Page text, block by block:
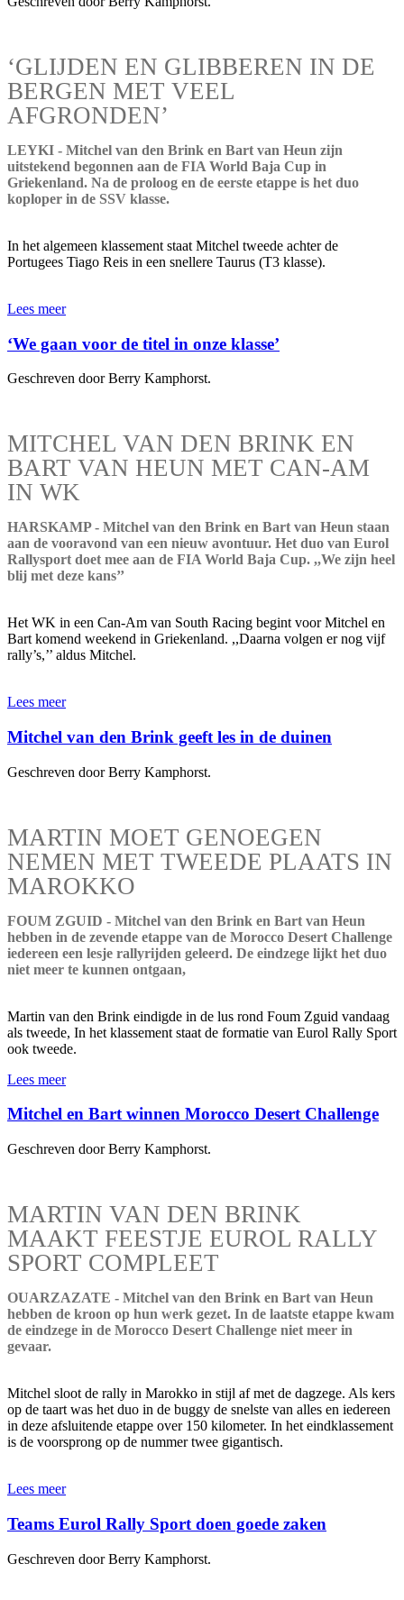
‘GLIJDEN EN GLIBBEREN IN DE
BERGEN MET VEEL
AFGRONDEN’
LEYKI - Mitchel van den Brink en Bart van Heun zijn
uitstekend begonnen aan de FIA World Baja Cup in
Griekenland. Na de proloog en de eerste etappe is het duo
koploper in de SSV klasse.
In het algemeen klassement staat Mitchel tweede achter de
Portugees Tiago Reis in een snellere Taurus (T3 klasse).
Lees meer
‘We gaan voor de titel in onze klasse’
Geschreven door Berry Kamphorst.
MITCHEL VAN DEN BRINK EN
BART VAN HEUN MET CAN-AM
IN WK
HARSKAMP - Mitchel van den Brink en Bart van Heun staan
aan de vooravond van een nieuw avontuur. Het duo van Eurol
Rallysport doet mee aan de FIA World Baja Cup. ,,We zijn heel
blij met deze kans’’
Het WK in een Can-Am van South Racing begint voor Mitchel en
Bart komend weekend in Griekenland. ,,Daarna volgen er nog vijf
rally’s,’’ aldus Mitchel.
Lees meer
Mitchel van den Brink geeft les in de duinen
Geschreven door Berry Kamphorst.
MARTIN MOET GENOEGEN
NEMEN MET TWEEDE PLAATS IN
MAROKKO
FOUM ZGUID - Mitchel van den Brink en Bart van Heun
hebben in de zevende etappe van de Morocco Desert Challenge
iedereen een lesje rallyrijden geleerd. De eindzege lijkt het duo
niet meer te kunnen ontgaan,
Martin van den Brink eindigde in de lus rond Foum Zguid vandaag
als tweede, In het klassement staat de formatie van Eurol Rally Sport
ook tweede.
Lees meer
Mitchel en Bart winnen Morocco Desert Challenge
Geschreven door Berry Kamphorst.
MARTIN VAN DEN BRINK
MAAKT FEESTJE EUROL RALLY
SPORT COMPLEET
OUARZAZATE - Mitchel van den Brink en Bart van Heun
hebben de kroon op hun werk gezet. In de laatste etappe kwam
de eindzege in de Morocco Desert Challenge niet meer in
gevaar.
Mitchel sloot de rally in Marokko in stijl af met de dagzege. Als kers
op de taart was het duo in de buggy de snelste van alles en iedereen
in deze afsluitende etappe over 150 kilometer. In het eindklassement
is de voorsprong op de nummer twee gigantisch.
Lees meer
Teams Eurol Rally Sport doen goede zaken
Geschreven door Berry Kamphorst.